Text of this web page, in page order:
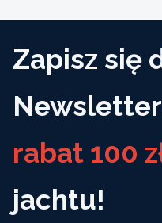
Zapisz się
rabat 100
jachtu!